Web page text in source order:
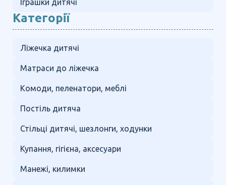
Іграшки дитячі
Категорії
Ліжечка дитячі
Матраси до ліжечка
Комоди, пеленатори, меблі
Постіль дитяча
Стільці дитячі, шезлонги, ходунки
Купання, гігієна, аксесуари
Манежі, килимки